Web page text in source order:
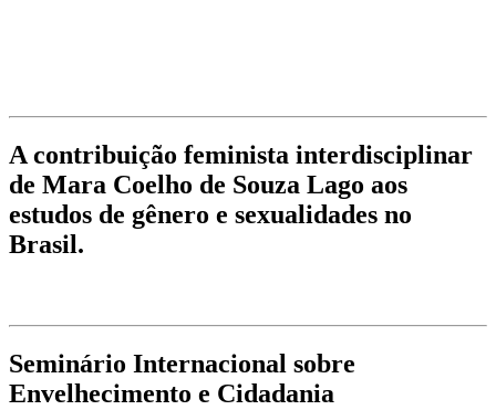
A contribuição feminista interdisciplinar
de Mara Coelho de Souza Lago aos
estudos de gênero e sexualidades no
Brasil.
Seminário Internacional sobre
Envelhecimento e Cidadania